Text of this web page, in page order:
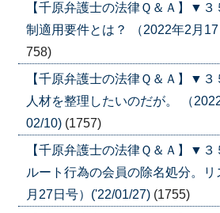
【千原弁護士の法律Ｑ＆Ａ】▼
制適用要件とは？ （2022年2月
758)
【千原弁護士の法律Ｑ＆Ａ】▼
人材を整理したいのだが。 （
02/10) (1757)
【千原弁護士の法律Ｑ＆Ａ】▼
ルート行為の会員の除名処分。
月27日号）('22/01/27) (1755)